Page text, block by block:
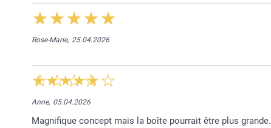
Rose-Marie, 25.04.2026
Anne, 05.04.2026
Magnifique concept mais la boîte pourrait être plus grande.